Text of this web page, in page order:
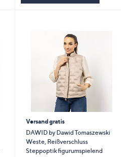
Versand gratis
DAWID by Dawid Tomaszewski
Weste, Reißverschluss
Steppoptik figurumspielend